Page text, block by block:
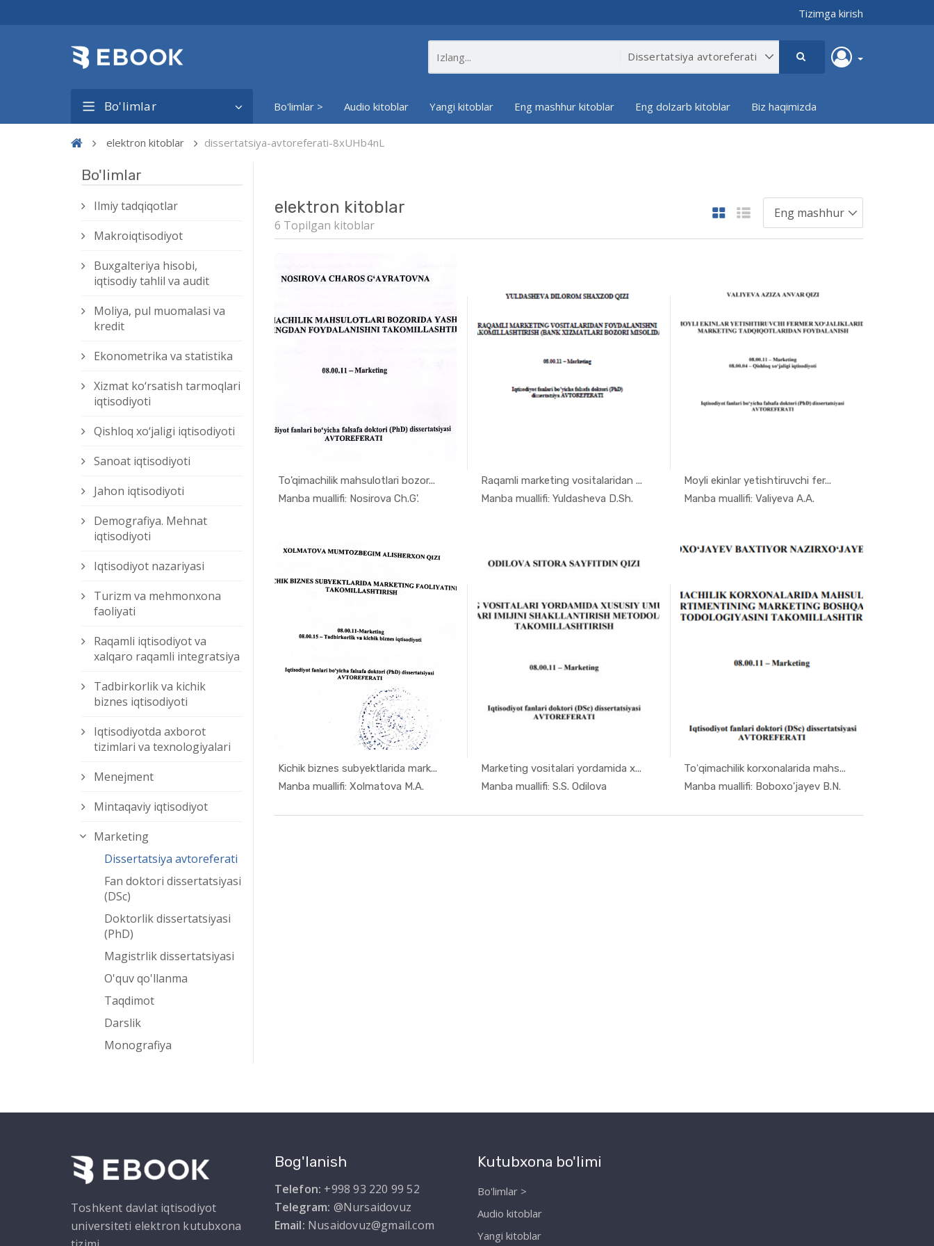
Tizimga kirish
Bo'limlar Bo'limlar > Audio kitoblar Yangi kitoblar Eng mashhur kitoblar Eng dolzarb kitoblar Biz haqimizda
elektron kitoblar dissertatsiya-avtoreferati-8xUHb4nL
Bo'limlar
Ilmiy tadqiqotlar
Makroiqtisodiyot
Buxgalteriya hisobi,
iqtisodiy tahlil va audit
Moliya, pul muomalasi va
kredit
Ekonometrika va statistika
Xizmat kо‘rsatish tarmoqlari
iqtisodiyoti
Qishloq xо‘jaligi iqtisodiyoti
Sanoat iqtisodiyoti
Jahon iqtisodiyoti
Demografiya. Mehnat
iqtisodiyoti
Iqtisodiyot nazariyasi
Turizm va mehmonxona
faoliyati
Raqamli iqtisodiyot va
xalqaro raqamli integratsiya
Tadbirkorlik va kichik
biznes iqtisodiyoti
Iqtisodiyotda axborot
tizimlari va texnologiyalari
Menejment
Mintaqaviy iqtisodiyot
Marketing
Dissertatsiya avtoreferati
Fan doktori dissertatsiyasi
(DSc)
Doktorlik dissertatsiyasi
(PhD)
Magistrlik dissertatsiyasi
O'quv qo'llanma
Taqdimot
Darslik
Monografiya
elektron kitoblar
6 Topilgan kitoblar
To'qimachilik mahsulotlari bozor...
Manba muallifi: Nosirova Ch.G'.
In Marketi...
Raqamli marketing vositalaridan ...
Manba muallifi: Yuldasheva D.Sh.
In Marketi...
Moyli ekinlar yetishtiruvchi fer...
Manba muallifi: Valiyeva A.A.In Marketi...
Kichik biznes subyektlarida mark...
Manba muallifi: Xolmatova M.A.
In Marketi...
Marketing vositalari yordamida x...
Manba muallifi: S.S. OdilovaIn Marketi...
Toʻqimachilik korxonalarida mahs...
Manba muallifi: Boboxo'jayev B.N.
In Marketi...
Toshkent davlat iqtisodiyot
universiteti elektron kutubxona
Bog'lanish
Telefon: +998 93 220 99 52
Telegram: @Nursaidovuz
Email: Nusaidovuz@gmail.com
Kutubxona bo'limi
Bo'limlar >
Audio kitoblar
Yangi kitoblar